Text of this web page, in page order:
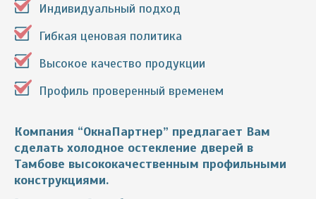
Индивидуальный подход
Гибкая ценовая политика
Высокое качество продукции
Профиль проверенный временем
Компания “ОкнаПартнер” предлагает Вам
сделать холодное остекление дверей в
Тамбове высококачественным профильными
конструкциями.